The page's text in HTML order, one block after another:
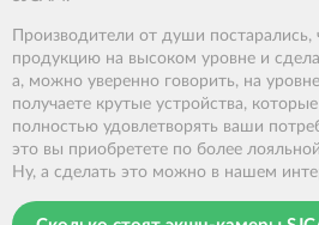
Производители от души
продукцию на высоком уровне и
а, можно уверенно говорить, на
получаете крутые устройства,
полностью удовлетворять ваши
это вы приобретете по более
Ну, а сделать это можно в нашем